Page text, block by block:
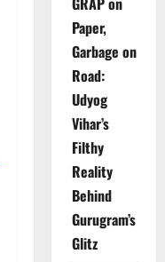
Paper,
Garbage on
Road:
Udyog
Vihar’s
Filthy
Reality
Behind
Gurugram’s
Glitz